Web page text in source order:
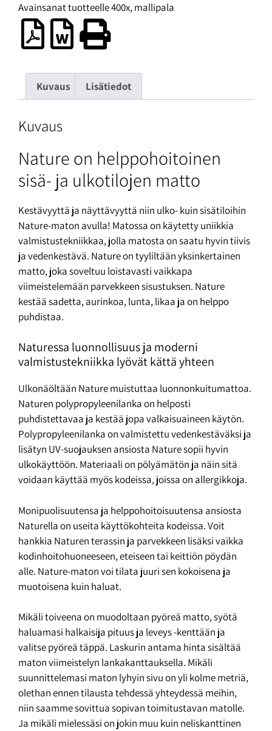
Avainsanat tuotteelle400x,mallipala
Kuvaus Lisätiedot
Kuvaus
Nature on helppohoitoinen
sisä- ja ulkotilojen matto
Kestävyyttä ja näyttävyyttä niin ulko- kuin sisätiloihin
Nature-maton avulla! Matossa on käytetty uniikkia
valmistustekniikkaa, jolla matosta on saatu hyvin tiivis
ja vedenkestävä. Nature on tyyliltään yksinkertainen
matto, joka soveltuu loistavasti vaikkapa
viimeistelemään parvekkeen sisustuksen. Nature
kestää sadetta, aurinkoa, lunta, likaa ja on helppo
puhdistaa.
Naturessa luonnollisuus ja moderni
valmistustekniikka lyövät kättä yhteen
Ulkonäöltään Nature muistuttaa luonnonkuitumattoa.
Naturen polypropyleenilanka on helposti
puhdistettavaa ja kestää jopa valkaisuaineen käytön.
Polypropyleenilanka on valmistettu vedenkestäväksi ja
lisätyn UV-suojauksen ansiosta Nature sopii hyvin
ulkokäyttöön. Materiaali on pölyämätön ja näin sitä
voidaan käyttää myös kodeissa, joissa on allergikkoja.
Monipuolisuutensa ja helppohoitoisuutensa ansiosta
Naturella on useita käyttökohteita kodeissa. Voit
hankkia Naturen terassin ja parvekkeen lisäksi vaikka
kodinhoitohuoneeseen, eteiseen tai keittiön pöydän
alle. Nature-maton voi tilata juuri sen kokoisena ja
muotoisena kuin haluat.
Mikäli toiveena on muodoltaan pyöreä matto, syötä
haluamasi halkaisija pituus ja leveys -kenttään ja
valitse pyöreä täppä. Laskurin antama hinta sisältää
maton viimeistelyn lankakanttauksella. Mikäli
suunnittelemasi maton lyhyin sivu on yli kolme metriä,
olethan ennen tilausta tehdessä yhteydessä meihin,
niin saamme sovittua sopivan toimitustavan matolle.
Ja mikäli mielessäsi on jokin muu kuin neliskanttinen